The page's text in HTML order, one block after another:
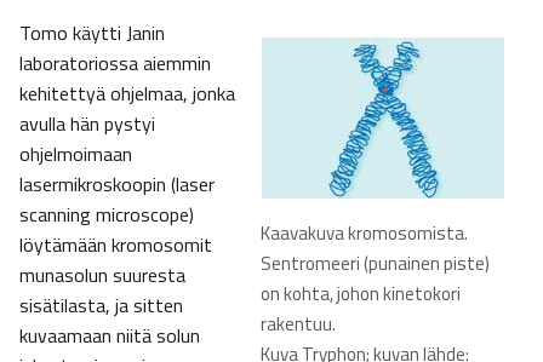
Kaavakuva kromosomista.
Sentromeeri (punainen piste)
on kohta, johon kinetokori
rakentuu.
Kuva Tryphon; kuvan lähde:
Tomo käytti Janin
laboratoriossa aiemmin
kehitettyä ohjelmaa, jonka
avulla hän pystyi
ohjelmoimaan
lasermikroskoopin (laser
scanning microscope)
löytämään kromosomit
munasolun suuresta
sisätilasta, ja sitten
kuvaamaan niitä solun